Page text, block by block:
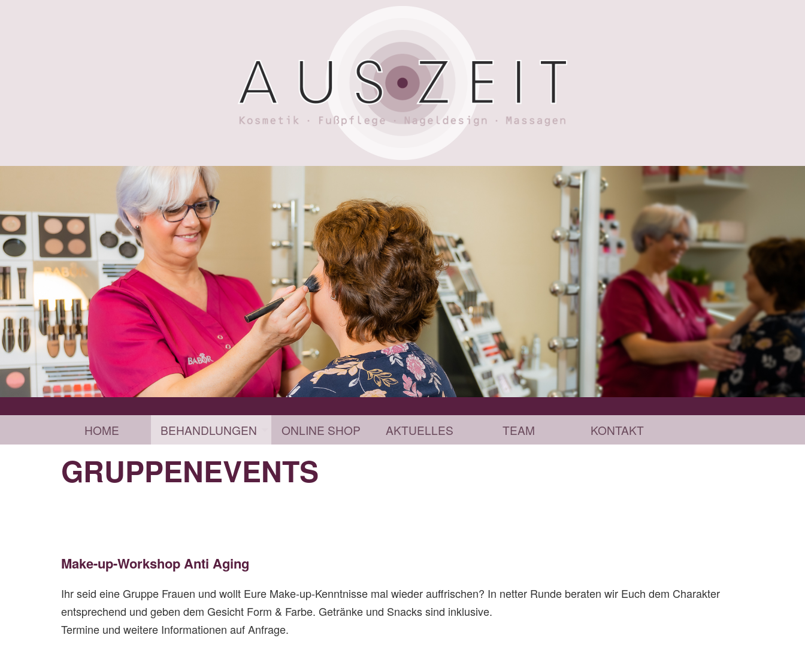
HOME BEHANDLUNGEN ONLINE SHOP AKTUELLES TEAM KONTAKT
GRUPPENEVENTS
Make-up-Workshop Anti Aging
Ihr seid eine Gruppe Frauen und wollt Eure Make-up-Kenntnisse mal wieder auffrischen? In netter Runde beraten wir Euch dem Charakter
entsprechend und geben dem Gesicht Form & Farbe. Getränke und Snacks sind inklusive.
Termine und weitere Informationen auf Anfrage.